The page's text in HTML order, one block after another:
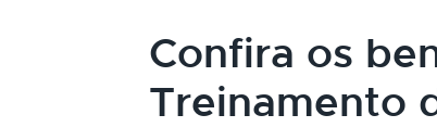
Confira os
Treinamento